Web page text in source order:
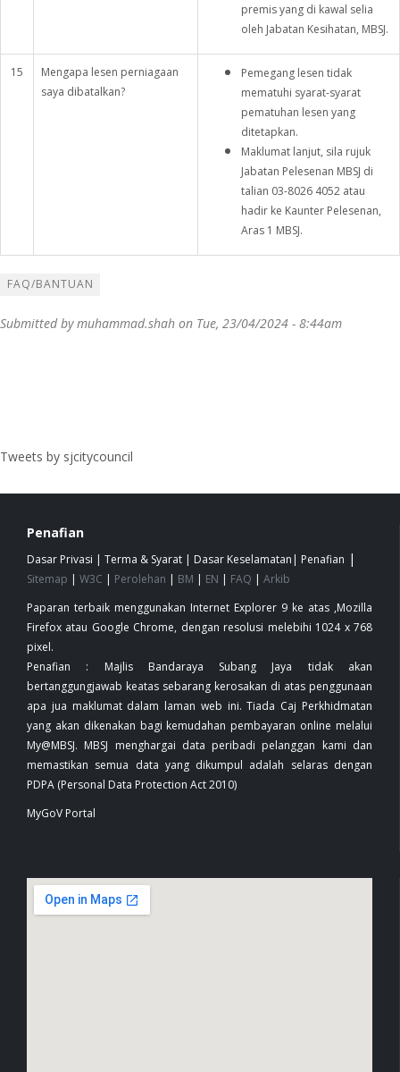
premis yang di kawal selia
oleh Jabatan Kesihatan, MBSJ.
15
Mengapa lesen perniagaan
saya dibatalkan?
Pemegang lesen tidak
mematuhi syarat-syarat
pematuhan lesen yang
ditetapkan.
Maklumat lanjut, sila rujuk
Jabatan Pelesenan MBSJ di
talian 03-8026 4052 atau
hadir ke Kaunter Pelesenan,
Aras 1 MBSJ.
FAQ/BANTUAN
Submitted bymuhammad.shah on Tue, 23/04/2024 - 8:44am
Tweets by sjcitycouncil
Penafian
Dasar Privasi | Terma & Syarat | Dasar Keselamatan | Penafian |
Sitemap | W3C | Perolehan | BM | EN | FAQ | Arkib
Paparan terbaik menggunakan Internet Explorer 9 ke atas ,Mozilla
Firefox atau Google Chrome, dengan resolusi melebihi 1024 x 768
pixel.
Penafian : Majlis Bandaraya Subang Jaya tidak akan
bertanggungjawab keatas sebarang kerosakan di atas penggunaan
apa jua maklumat dalam laman web ini. Tiada Caj Perkhidmatan
yang akan dikenakan bagi kemudahan pembayaran online melalui
My@MBSJ. MBSJ menghargai data peribadi pelanggan kami dan
memastikan semua data yang dikumpul adalah selaras dengan
PDPA (Personal Data Protection Act 2010)
MyGoV Portal